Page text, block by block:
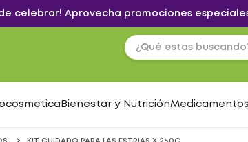
de celebrar! Aprovecha promociones
Bienestar y NutriciónMedicamentos